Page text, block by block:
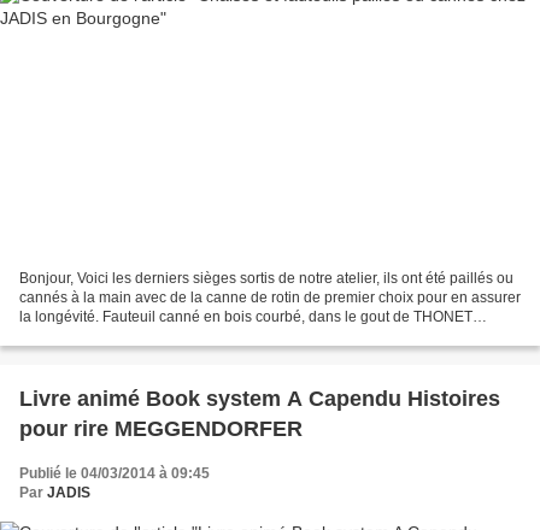
Bonjour, Voici les derniers sièges sortis de notre atelier, ils ont été paillés ou
cannés à la main avec de la canne de rotin de premier choix pour en assurer
la longévité. Fauteuil canné en bois courbé, dans le gout de THONET
Livre animé Book system A Capendu Histoires
pour rire MEGGENDORFER
Publié le 04/03/2014 à 09:45
Par JADIS